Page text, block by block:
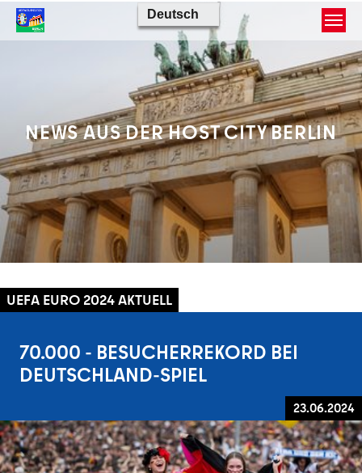
Skip to main content
NEWS AUS DERHOST CITY BERLIN
UEFA EURO 2024 AKTUELL
70.000 - BESUCHERREKORD BEI
DEUTSCHLAND-SPIEL
23.06.2024